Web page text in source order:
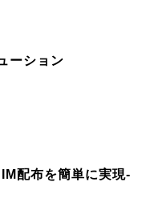
ーション
配布を簡単に実現-